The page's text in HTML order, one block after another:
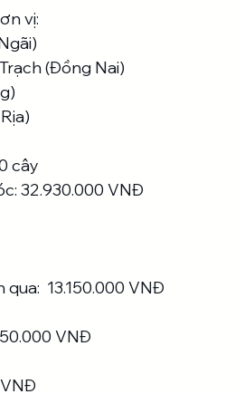
vị:
(Đồng Nai)
cây
32.930.000 VNĐ
13.150.000 VNĐ
VNĐ